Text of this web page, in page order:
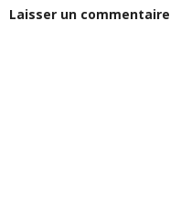
Laisser un commentaire